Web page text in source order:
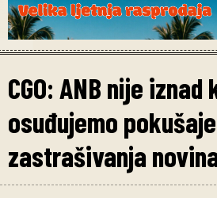
CGO: ANB nije
osuđujemo pokušaje
zastrašivanja